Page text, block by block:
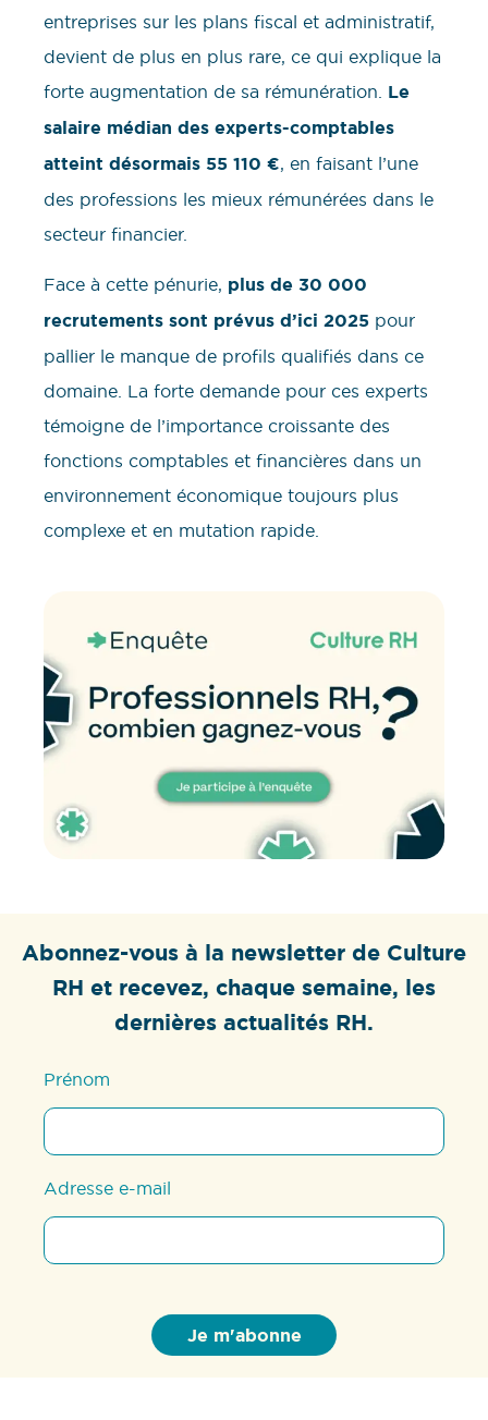
entreprises sur les plans fiscal et administratif,
devient de plus en plus rare, ce qui explique la
forte augmentation de sa rémunération. Le
salaire médian des experts-comptables
atteint désormais 55 110 €, en faisant l’une
des professions les mieux rémunérées dans le
secteur financier.
Face à cette pénurie, plus de 30 000
recrutements sont prévus d’ici 2025 pour
pallier le manque de profils qualifiés dans ce
domaine. La forte demande pour ces experts
témoigne de l’importance croissante des
fonctions comptables et financières dans un
environnement économique toujours plus
complexe et en mutation rapide.
Abonnez-vous à la newsletter de Culture
RH et recevez, chaque semaine, les
dernières actualités RH.
Prénom
Adresse e-mail